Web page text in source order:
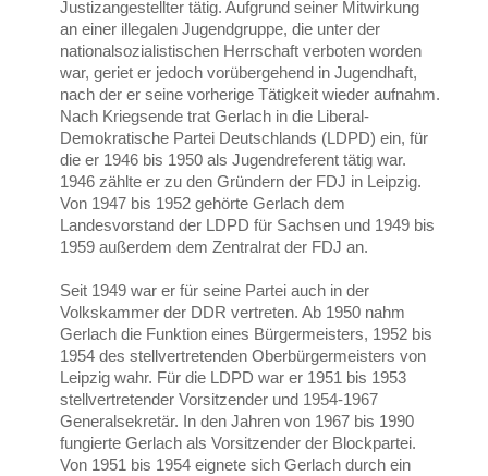
Justizangestellter tätig. Aufgrund seiner Mitwirkung
an einer illegalen Jugendgruppe, die unter der
nationalsozialistischen Herrschaft verboten worden
war, geriet er jedoch vorübergehend in Jugendhaft,
nach der er seine vorherige Tätigkeit wieder aufnahm.
Nach Kriegsende trat Gerlach in die Liberal-
Demokratische Partei Deutschlands (LDPD) ein, für
die er 1946 bis 1950 als Jugendreferent tätig war.
1946 zählte er zu den Gründern der FDJ in Leipzig.
Von 1947 bis 1952 gehörte Gerlach dem
Landesvorstand der LDPD für Sachsen und 1949 bis
1959 außerdem dem Zentralrat der FDJ an.
Seit 1949 war er für seine Partei auch in der
Volkskammer der DDR vertreten. Ab 1950 nahm
Gerlach die Funktion eines Bürgermeisters, 1952 bis
1954 des stellvertretenden Oberbürgermeisters von
Leipzig wahr. Für die LDPD war er 1951 bis 1953
stellvertretender Vorsitzender und 1954-1967
Generalsekretär. In den Jahren von 1967 bis 1990
fungierte Gerlach als Vorsitzender der Blockpartei.
Von 1951 bis 1954 eignete sich Gerlach durch ein